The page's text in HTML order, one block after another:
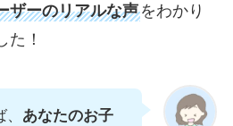
ザーのリアルな声をわかり
た！
あなたのお子